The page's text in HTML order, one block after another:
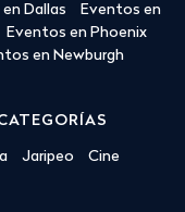
Dallas
Eventos en
Eventos en Phoenix
en Newburgh
Jaripeo Cine